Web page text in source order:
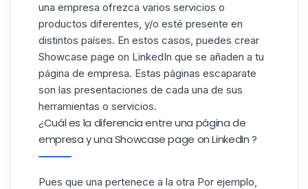
una empresa ofrezca varios servicios o
productos diferentes, y/o esté presente en
distintos países. En estos casos, puedes crear
Showcase page on LinkedIn que se añaden a tu
página de empresa. Estas páginas escaparate
son las presentaciones de cada una de sus
herramientas o servicios.
¿Cuál es la diferencia entre una página de
empresa y una Showcase page on LinkedIn ?
Pues que una pertenece a la otra Por ejemplo,